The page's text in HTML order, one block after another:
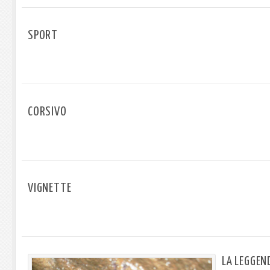
SPORT
CORSIVO
VIGNETTE
LA